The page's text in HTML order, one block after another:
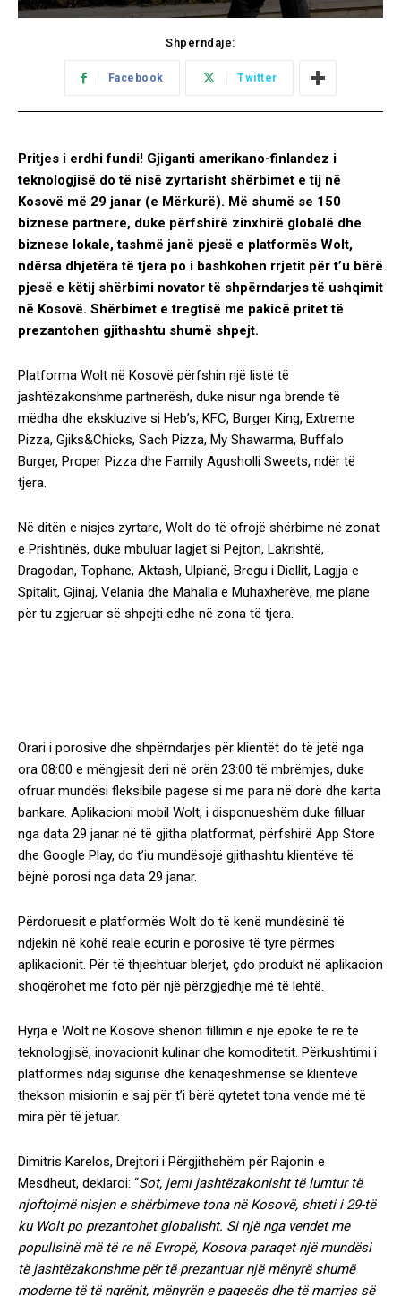
Shpërndaje:
Facebook Twitter
Pritjes i erdhi fundi! Gjiganti amerikano-finlandez i
teknologjisë do të nisë zyrtarisht shërbimet e tij në
Kosovë më 29 janar (e Mërkurë). Më shumë se 150
biznese partnere, duke përfshirë zinxhirë globalë dhe
biznese lokale, tashmë janë pjesë e platformës Wolt,
ndërsa dhjetëra të tjera po i bashkohen rrjetit për t’u bërë
pjesë e këtij shërbimi novator të shpërndarjes të ushqimit
në Kosovë. Shërbimet e tregtisë me pakicë pritet të
prezantohen gjithashtu shumë shpejt.
Platforma Wolt në Kosovë përfshin një listë të
jashtëzakonshme partnerësh, duke nisur nga brende të
mëdha dhe ekskluzive si Heb’s, KFC, Burger King, Extreme
Pizza, Gjiks&Chicks, Sach Pizza, My Shawarma, Buffalo
Burger, Proper Pizza dhe Family Agusholli Sweets, ndër të
tjera.
Në ditën e nisjes zyrtare, Wolt do të ofrojë shërbime në zonat
e Prishtinës, duke mbuluar lagjet si Pejton, Lakrishtë,
Dragodan, Tophane, Aktash, Ulpianë, Bregu i Diellit, Lagjja e
Spitalit, Gjinaj, Velania dhe Mahalla e Muhaxherëve, me plane
për tu zgjeruar së shpejti edhe në zona të tjera.
Orari i porosive dhe shpërndarjes për klientët do të jetë nga
ora 08:00 e mëngjesit deri në orën 23:00 të mbrëmjes, duke
ofruar mundësi fleksibile pagese si me para në dorë dhe karta
bankare. Aplikacioni mobil Wolt, i disponueshëm duke filluar
nga data 29 janar në të gjitha platformat, përfshirë App Store
dhe Google Play, do t’iu mundësojë gjithashtu klientëve të
bëjnë porosi nga data 29 janar.
Përdoruesit e platformës Wolt do të kenë mundësinë të
ndjekin në kohë reale ecurin e porosive të tyre përmes
aplikacionit. Për të thjeshtuar blerjet, çdo produkt në aplikacion
shoqërohet me foto për një përzgjedhje më të lehtë.
Hyrja e Wolt në Kosovë shënon fillimin e një epoke të re të
teknologjisë, inovacionit kulinar dhe komoditetit. Përkushtimi i
platformës ndaj sigurisë dhe kënaqëshmërisë së klientëve
thekson misionin e saj për t’i bërë qytetet tona vende më të
mira për të jetuar.
Dimitris Karelos, Drejtori i Përgjithshëm për Rajonin e
Mesdheut, deklaroi: “Sot, jemi jashtëzakonisht të lumtur të
njoftojmë nisjen e shërbimeve tona në Kosovë, shteti i 29-të
ku Wolt po prezantohet globalisht. Si një nga vendet me
popullsinë më të re në Evropë, Kosova paraqet një mundësi
të jashtëzakonshme për të prezantuar një mënyrë shumë
moderne të të ngrënit, mënyrën e pagesës dhe të marrjes së